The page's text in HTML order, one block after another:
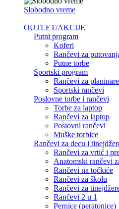
Slobodno vreme
OUTLET/AKCIJE
Putni program
Koferi
Rančevi za
Putne torbe
Sportski program
Rančevi za
Sportski rančevi
Poslovne torbe i rančevi
Torbe za laptop
Rančevi za laptop
Poslovni rančevi
Muške torbice
Rančevi za decu i
Rančevi za vrtić i
Anatomski rančevi
Rančevi na točkiće
Rančevi za školu
Rančevi za
Rančevi 2 u 1
Pernice (peratonice)